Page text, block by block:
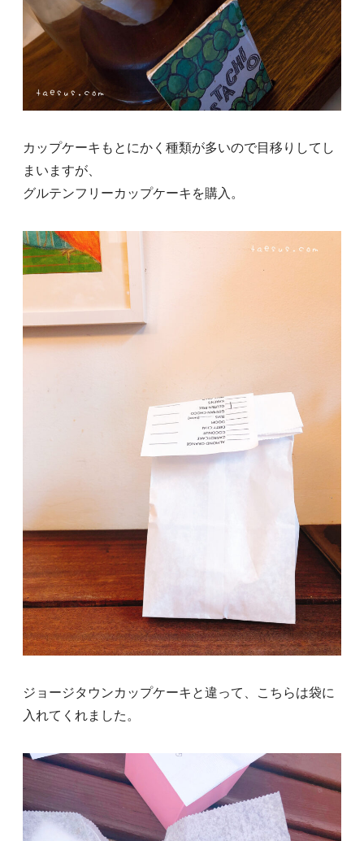
カップケーキもとにかく種類が多いので目移りしてし
まいますが、
グルテンフリーカップケーキを購入。
ジョージタウンカップケーキと違って、こちらは袋に
入れてくれました。